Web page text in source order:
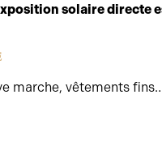
solaire directe
marche, vêtements